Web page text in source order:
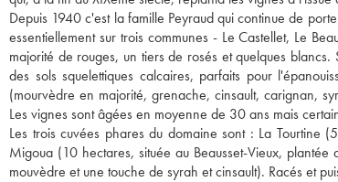
Depuis 1940 c'est la famille Peyraud qui continue de
essentiellement sur trois communes - Le Castellet, Le
majorité de rouges, un tiers de rosés et quelques
des sols squelettiques calcaires, parfaits pour
(mourvèdre en majorité, grenache, cinsault, carignan,
Les vignes sont âgées en moyenne de 30 ans mais
Les trois cuvées phares du domaine sont : La Tourtine
Migoua (10 hectares, située au Beausset-Vieux,
mouvèdre et une touche de syrah et cinsault). Racés et